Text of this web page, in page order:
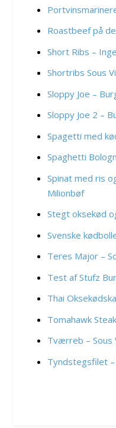
Roastbeef på
Short Ribs –
Shortribs Sous
Sloppy Joe –
Sloppy Joe 2 –
Spagetti med
Spaghetti
Spinat med ris
Milionbøf
Stegt oksekød
Svenske
Teres Major –
Test af Stufz
Thai
Tomahawk Steak
Tværreb – Sous
Tyndstegsfilet –